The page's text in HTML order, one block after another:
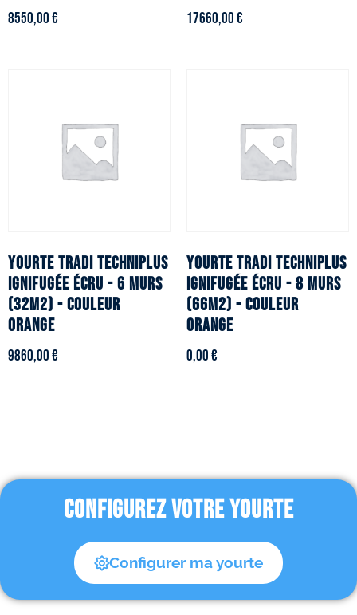
8550,00€ 17660,00€
YOURTE TRADI TECHNIPLUS
ignifugée écru - 6 murs
(32m2) - Couleur
orange
9860,00€
YOURTE TRADI TECHNIPLUS
ignifugée écru - 8 murs
(66m2) - Couleur
orange
0,00€
CONFIGUREZ VOTRE YOURTE
Configurer ma yourte